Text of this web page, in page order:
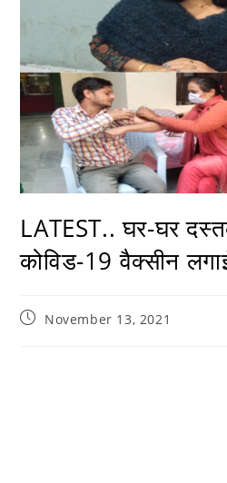
LATEST.. घर-घर
कोविड-19 वैक्सीन
November 13, 2021